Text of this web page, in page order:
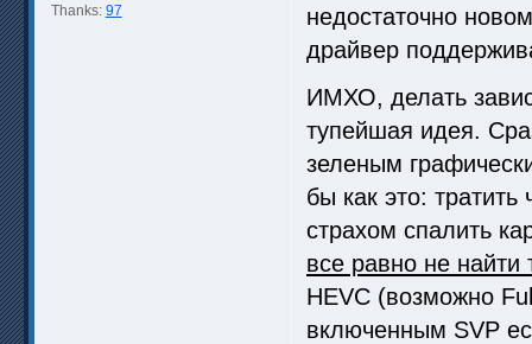
Thanks: 97
недостаточно
драйвер
ИМХО, делать
тупейшая идея.
зеленым
бы как это:
страхом спалить
все равно не найти
HEVC (возможно
включенным SVP